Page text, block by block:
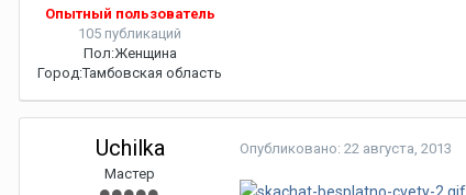
Опытный пользователь
105 публикаций
Пол:Женщина
Город:Тамбовская область
Uchilka
Мастер
Опубликовано: 22 августа, 2013